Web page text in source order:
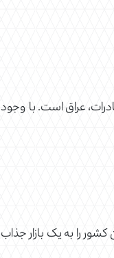
عراق است. با وجود
را به یک بازار جذاب